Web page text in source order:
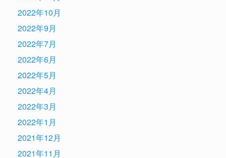
2022年10月
2022年9月
2022年7月
2022年6月
2022年5月
2022年4月
2022年3月
2022年1月
2021年12月
2021年11月